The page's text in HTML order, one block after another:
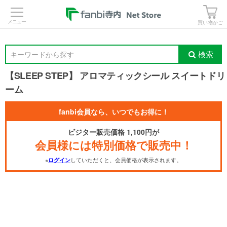
買い物かご
キーワードから探す 検索
【SLEEP STEP】 アロマティックシール スイートドリ
ーム
fanbi会員なら、いつでもお得に！
ビジター販売価格 1,100円が
会員様には特別価格で販売中！
※ログインしていただくと、会員価格が表示されます。